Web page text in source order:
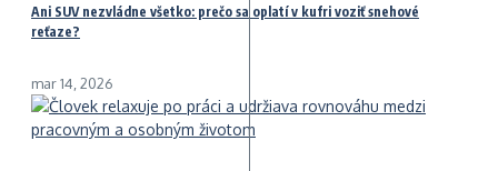
Ani SUV nezvládne všetko: prečo sa oplatí v kufri voziť snehové
reťaze?
mar 14, 2026